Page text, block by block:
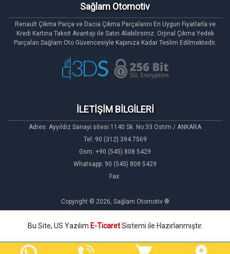
Sağlam Otomotiv
Renault Çıkma Parça ve Dacia Çıkma Parçalarını En Uygun Fiyatlarla ve
Kredi Kartına Taksit Avantajı ile Satın Alabilirsiniz. Orjinal Çıkma Yedek
Parçaları Sağlam Oto Güvencesiyle Kapınıza Kadar Teslim Edilmektedir.
İLETİŞİM BİLGİLERİ
Adres: Ayyıldız Sanayi sitesi 1140 Sk. No:33 Ostim / ANKARA
Tel: 90 (312) 394 7569
Gsm: +90 (545) 808 5429
Whatsapp: 90 (545) 808 5429
Fax:
Copyright © 2026, Sağlam Otomotiv ®
Bu Site, US Yazılım E-TicaretSistemi ile Hazırlanmıştır.